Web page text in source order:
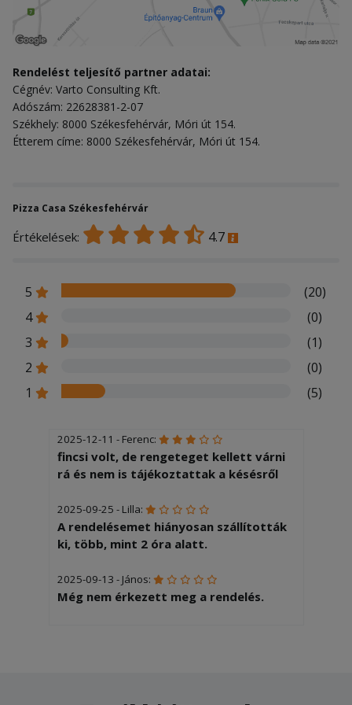
Rendelést teljesítő partner adatai:
Cégnév: Varto Consulting Kft.
Adószám: 22628381-2-07
Székhely: 8000 Székesfehérvár, Móri út 154.
Étterem címe: 8000 Székesfehérvár, Móri út 154.
Pizza Casa Székesfehérvár
Értékelések: 4.7
5
(20)
4
(0)
3
(1)
2
(0)
1
(5)
2025-12-11 - Ferenc:
fincsi volt, de rengeteget kellett várni
rá és nem is tájékoztattak a késésről
2025-09-25 - Lilla:
A rendelésemet hiányosan szállították
ki, több, mint 2 óra alatt.
2025-09-13 - János:
Még nem érkezett meg a rendelés.